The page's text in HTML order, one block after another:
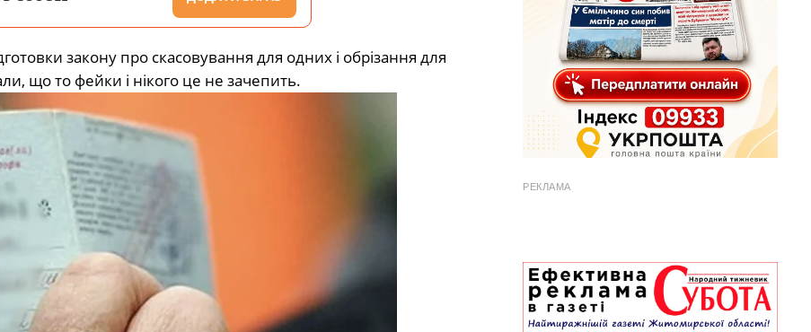
закону про скасовування для одних і обрізання для
що то фейки і нікого це не зачепить.
РЕКЛАМА